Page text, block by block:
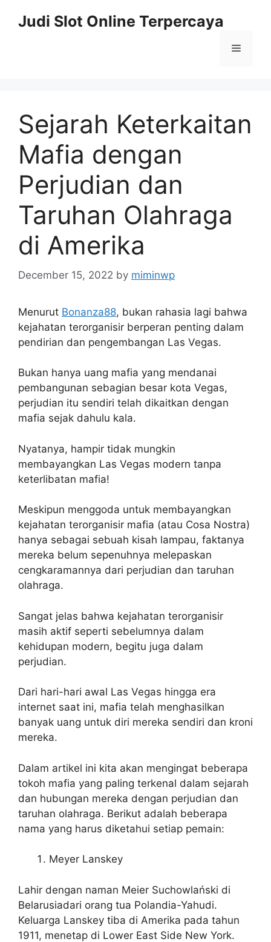
Judi Slot Online Terpercaya
Menu
Sejarah Keterkaitan
Mafia dengan
Perjudian dan
Taruhan Olahraga
di Amerika
December 15, 2022 by miminwp
Menurut Bonanza88, bukan rahasia lagi bahwa
kejahatan terorganisir berperan penting dalam
pendirian dan pengembangan Las Vegas.
Bukan hanya uang mafia yang mendanai
pembangunan sebagian besar kota Vegas,
perjudian itu sendiri telah dikaitkan dengan
mafia sejak dahulu kala.
Nyatanya, hampir tidak mungkin
membayangkan Las Vegas modern tanpa
keterlibatan mafia!
Meskipun menggoda untuk membayangkan
kejahatan terorganisir mafia (atau Cosa Nostra)
hanya sebagai sebuah kisah lampau, faktanya
mereka belum sepenuhnya melepaskan
cengkaramannya dari perjudian dan taruhan
olahraga.
Sangat jelas bahwa kejahatan terorganisir
masih aktif seperti sebelumnya dalam
kehidupan modern, begitu juga dalam
perjudian.
Dari hari-hari awal Las Vegas hingga era
internet saat ini, mafia telah menghasilkan
banyak uang untuk diri mereka sendiri dan kroni
mereka.
Dalam artikel ini kita akan mengingat beberapa
tokoh mafia yang paling terkenal dalam sejarah
dan hubungan mereka dengan perjudian dan
taruhan olahraga. Berikut adalah beberapa
nama yang harus diketahui setiap pemain:
Meyer Lanskey
Lahir dengan naman Meier Suchowlański di
Belarusiadari orang tua Polandia-Yahudi.
Keluarga Lanskey tiba di Amerika pada tahun
1911, menetap di Lower East Side New York.